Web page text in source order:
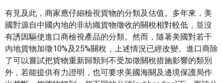
有見及此，商家應仔細檢視貨物的分類及估值。多年來，美
國對源自中國內地的非紡織貨物徵收的關稅相對較低，並沒
有誘因驅使進口商檢視產品的分類。然而，隨著美國對若干
內地貨物加徵10%及25%關稅，上述情況已經改變。進口商除
了可以嘗試把貨物重新歸類到不受加徵關稅措施影響的類別
外，若能提供有力證明，也可要求美國海關及邊境保護局作